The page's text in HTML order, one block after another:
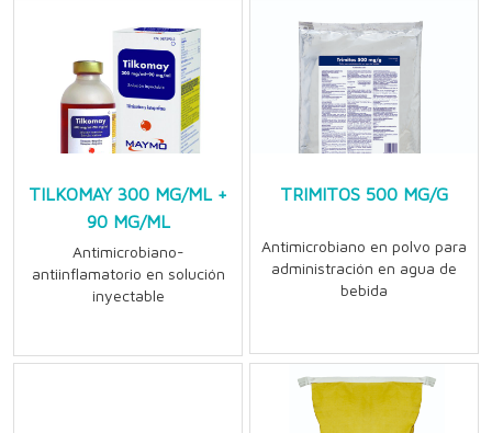
TILKOMAY 300 MG/ML +
90 MG/ML
Antimicrobiano-
antiinflamatorio en solución
inyectable
TRIMITOS 500 MG/G
Antimicrobiano en polvo para
administración en agua de
bebida